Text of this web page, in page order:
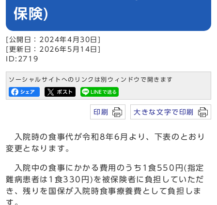
保険)
[公開日：2024年4月30日]
[更新日：2026年5月14日]
ID:2719
ソーシャルサイトへのリンクは別ウィンドウで開きます
印刷 大きな文字で印刷
入院時の食事代が令和8年6月より、下表のとおり
変更となります。
入院中の食事にかかる費用のうち1食550円(指定
難病患者は1食330円)を被保険者に負担していただ
き、残りを国保が入院時食事療養費として負担しま
す。